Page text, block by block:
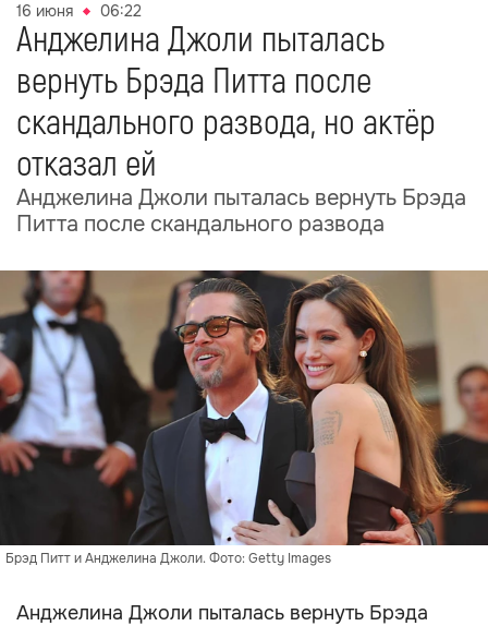
16 июня 06:22
Анджелина Джоли пыталась
вернуть Брэда Питта после
скандального развода, но актёр
отказал ей
Анджелина Джоли пыталась вернуть Брэда
Питта после скандального развода
Брэд Питт и Анджелина Джоли. Фото: Getty Images
Анджелина Джоли пыталась вернуть Брэда